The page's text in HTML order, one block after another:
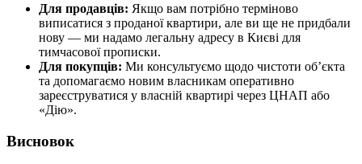
Для продавців: Якщо вам потрібно терміново
виписатися з проданої квартири, але ви ще не придбали
нову — ми надамо легальну адресу в Києві для
тимчасової прописки.
Для покупців: Ми консультуємо щодо чистоти об’єкта
та допомагаємо новим власникам оперативно
зареєструватися у власній квартирі через ЦНАП або
«Дію».
Висновок